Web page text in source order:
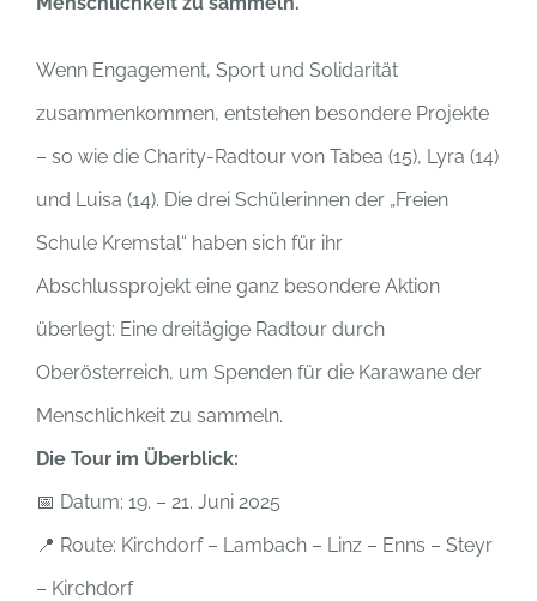
Wenn Engagement, Sport und Solidarität
zusammenkommen, entstehen besondere Projekte
– so wie die Charity-Radtour von Tabea (15), Lyra (14)
und Luisa (14). Die drei Schülerinnen der „Freien
Schule Kremstal“ haben sich für ihr
Abschlussprojekt eine ganz besondere Aktion
überlegt: Eine dreitägige Radtour durch
Oberösterreich, um Spenden für die Karawane der
Menschlichkeit zu sammeln.
Die Tour im Überblick:
📅 Datum: 19. – 21. Juni 2025
📍 Route: Kirchdorf – Lambach – Linz – Enns – Steyr
– Kirchdorf